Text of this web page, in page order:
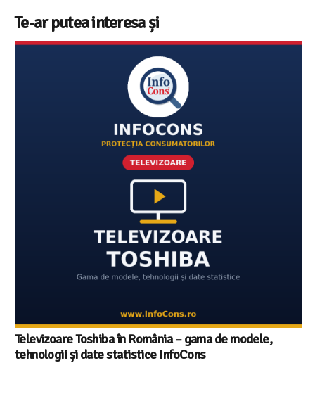
Te-ar putea interesa și
Televizoare Toshiba în România – gama de modele,
tehnologii și date statistice InfoCons